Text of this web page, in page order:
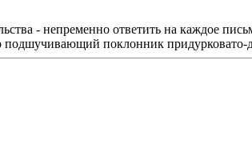
- непременно ответить на каждое
поклонник